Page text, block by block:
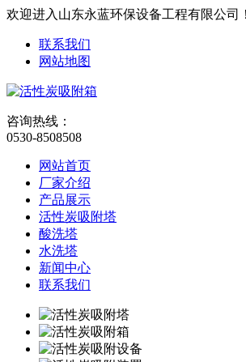
欢迎进入山东永蓝环保设备工程有限公
联系我们
网站地图
咨询热线：
0530-8508508
网站首页
厂家介绍
产品展示
活性炭吸附塔
酸洗塔
水洗塔
新闻中心
联系我们